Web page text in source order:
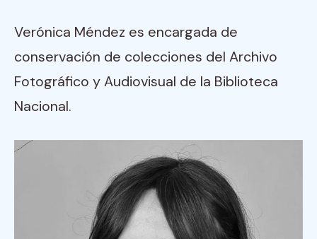
Verónica Méndez es encargada de
conservación de colecciones del Archivo
Fotográfico y Audiovisual de la Biblioteca
Nacional.